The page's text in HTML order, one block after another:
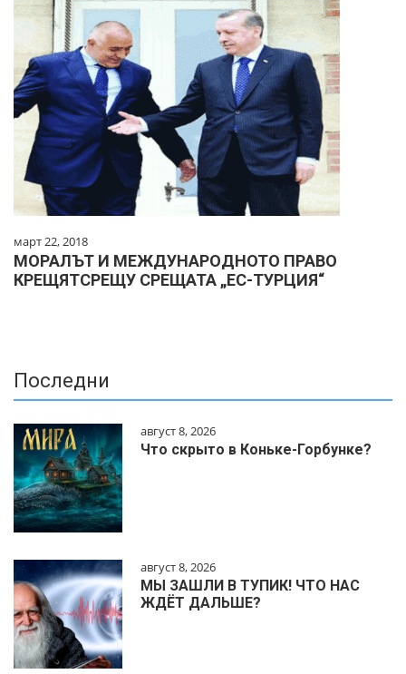
март 22, 2018
МОРАЛЪТ И МЕЖДУНАРОДНОТО ПРАВО
КРЕЩЯТСРЕЩУ СРЕЩАТА „ЕС-ТУРЦИЯ“
Последни
август 8, 2026
Что скрыто в Коньке-Горбунке?
август 8, 2026
МЫ ЗАШЛИ В ТУПИК! ЧТО НАС
ЖДЁТ ДАЛЬШЕ?